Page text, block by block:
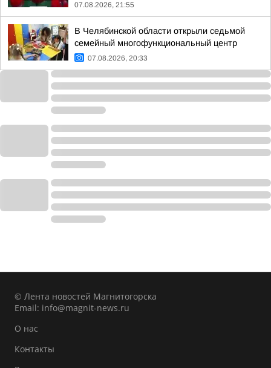
07.08.2026, 21:55
В Челябинской области открыли седьмой
семейный многофункциональный центр
07.08.2026, 20:33
© Лента новостей Магнитогорска
Email: info@magnit-news.ru
О нас
Контакты